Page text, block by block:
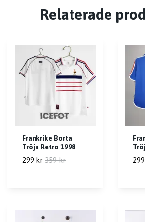
Relaterade
Frankrike Borta
Tröja Retro 1998
299 kr 359 kr